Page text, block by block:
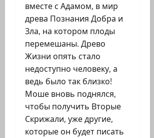
вместе с Адамом, в мир
древа Познания Добра и
Зла, на котором плоды
перемешаны. Древо
Жизни опять стало
недоступно человеку, а
ведь было так близко!
Моше вновь поднялся,
чтобы получить Вторые
Скрижали, уже другие,
которые он будет писать